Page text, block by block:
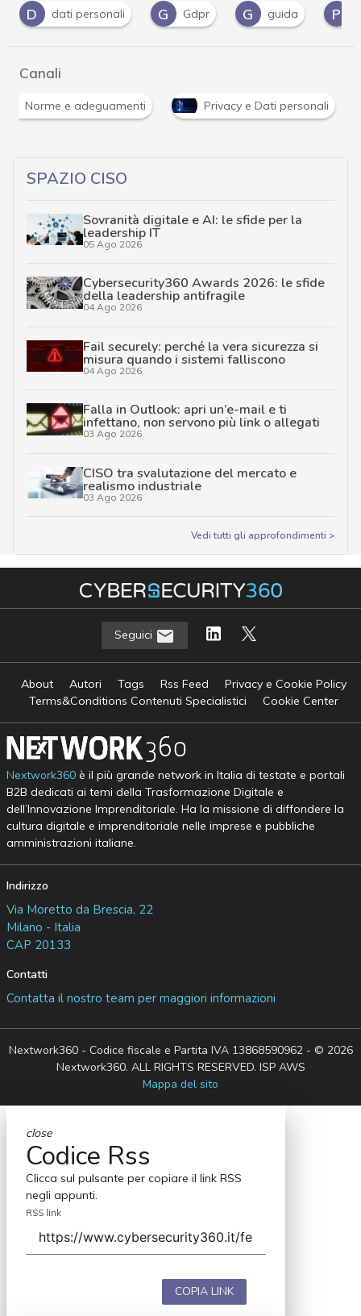
G
Gdpr G guida P Privacy S
Canali
Norme e adeguamenti Privacy e Dati personali
SPAZIO CISO
Sovranità digitale e AI: le sfide per la
leadership IT
05 Ago 2026
Cybersecurity360 Awards 2026: le sfide
della leadership antifragile
04 Ago 2026
Fail securely: perché la vera sicurezza si
misura quando i sistemi falliscono
04 Ago 2026
Falla in Outlook: apri un’e-mail e ti
infettano, non servono più link o allegati
03 Ago 2026
CISO tra svalutazione del mercato e
realismo industriale
03 Ago 2026
Vedi tutti gli approfondimenti >
Seguici
About Autori Tags Rss Feed
Privacy e Cookie Policy
Terms&Conditions Contenuti Specialistici
Cookie Center
Nextwork360è il più grande network in Italia di testate e portali
B2B dedicati ai temi della Trasformazione Digitale e
dell’Innovazione Imprenditoriale. Ha la missione di diffondere la
cultura digitale e imprenditoriale nelle imprese e pubbliche
amministrazioni italiane.
Indirizzo
Via Moretto da Brescia, 22
Milano - Italia
CAP 20133
Contatti
Contatta il nostro team per maggiori informazioni
Nextwork360 - Codice fiscale e Partita IVA 13868590962 - © 2026
Nextwork360. ALL RIGHTS RESERVED. ISP AWS
Mappa del sito
close
Codice Rss
Clicca sul pulsante per copiare il link RSS
negli appunti.
RSS link
COPIA LINK